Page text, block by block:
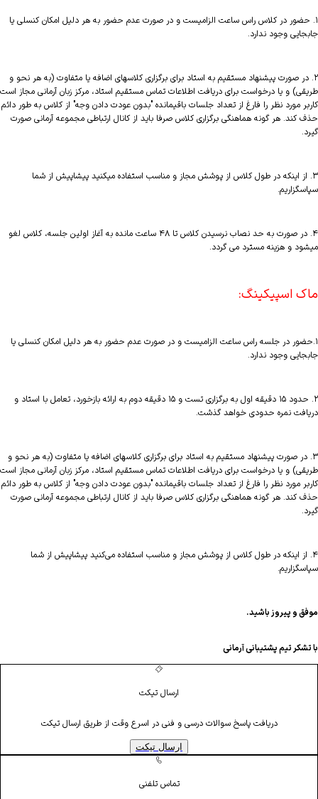
۱. حضور در کلاس راس ساعت الزامیست و در صورت عدم حضور به هر دلیل امکان کنسلی یا
جابجایی وجود ندارد.
۲. در صورت پیشنهاد مستقیم به استاد برای برگزاری کلاسهای اضافه یا متفاوت (به هر نحو و
طریقی) و یا درخواست برای دریافت اطلاعات تماس مستقیم استاد، مرکز زبان آرمانی مجاز است
کاربر مورد نظر را فارغ از تعداد جلسات باقیمانده "بدون عودت دادن وجه" از کلاس به طور دائم
حذف کند. هر گونه هماهنگی برگزاری کلاس صرفا باید از کانال ارتباطی مجموعه آرمانی صورت
گیرد.
۳. از اینکه در طول کلاس از پوشش مجاز و مناسب استفاده میکنید پیشاپیش از شما
سپاسگزاریم.
۴. در صورت به حد نصاب نرسیدن کلاس تا ۴۸ ساعت مانده به آغاز اولین جلسه، کلاس لغو
میشود و هزینه مسترد می گردد.
ماک اسپیکینگ:
۱.حضور در جلسه راس ساعت الزامیست و در صورت عدم حضور به هر دلیل امکان کنسلی یا
جابجایی وجود ندارد.
۲. حدود ۱۵ دقیقه اول به برگزاری تست و ۱۵ دقیقه دوم به ارائه بازخورد، تعامل با استاد و
دریافت نمره حدودی خواهد گذشت.
۳. در صورت پیشنهاد مستقیم به استاد برای برگزاری کلاسهای اضافه یا متفاوت (به هر نحو و
طریقی) و یا درخواست برای دریافت اطلاعات تماس مستقیم استاد، مرکز زبان آرمانی مجاز است
کاربر مورد نظر را فارغ از تعداد جلسات باقیمانده "بدون عودت دادن وجه" از کلاس به طور دائم
حذف کند. هر گونه هماهنگی برگزاری کلاس صرفا باید از کانال ارتباطی مجموعه آرمانی صورت
گیرد.
۴. از اینکه در طول کلاس از پوشش مجاز و مناسب استفاده می‌کنید پیشاپیش از شما
سپاسگزاریم.
موفق و پیروز باشید.
با تشکر تیم پشتیبانی آرمانی
ارسال تیکت
دریافت پاسخ سوالات درسی و فنی در اسرع وقت از طریق ارسال تیکت
ارسال تیکت
تماس تلفنی